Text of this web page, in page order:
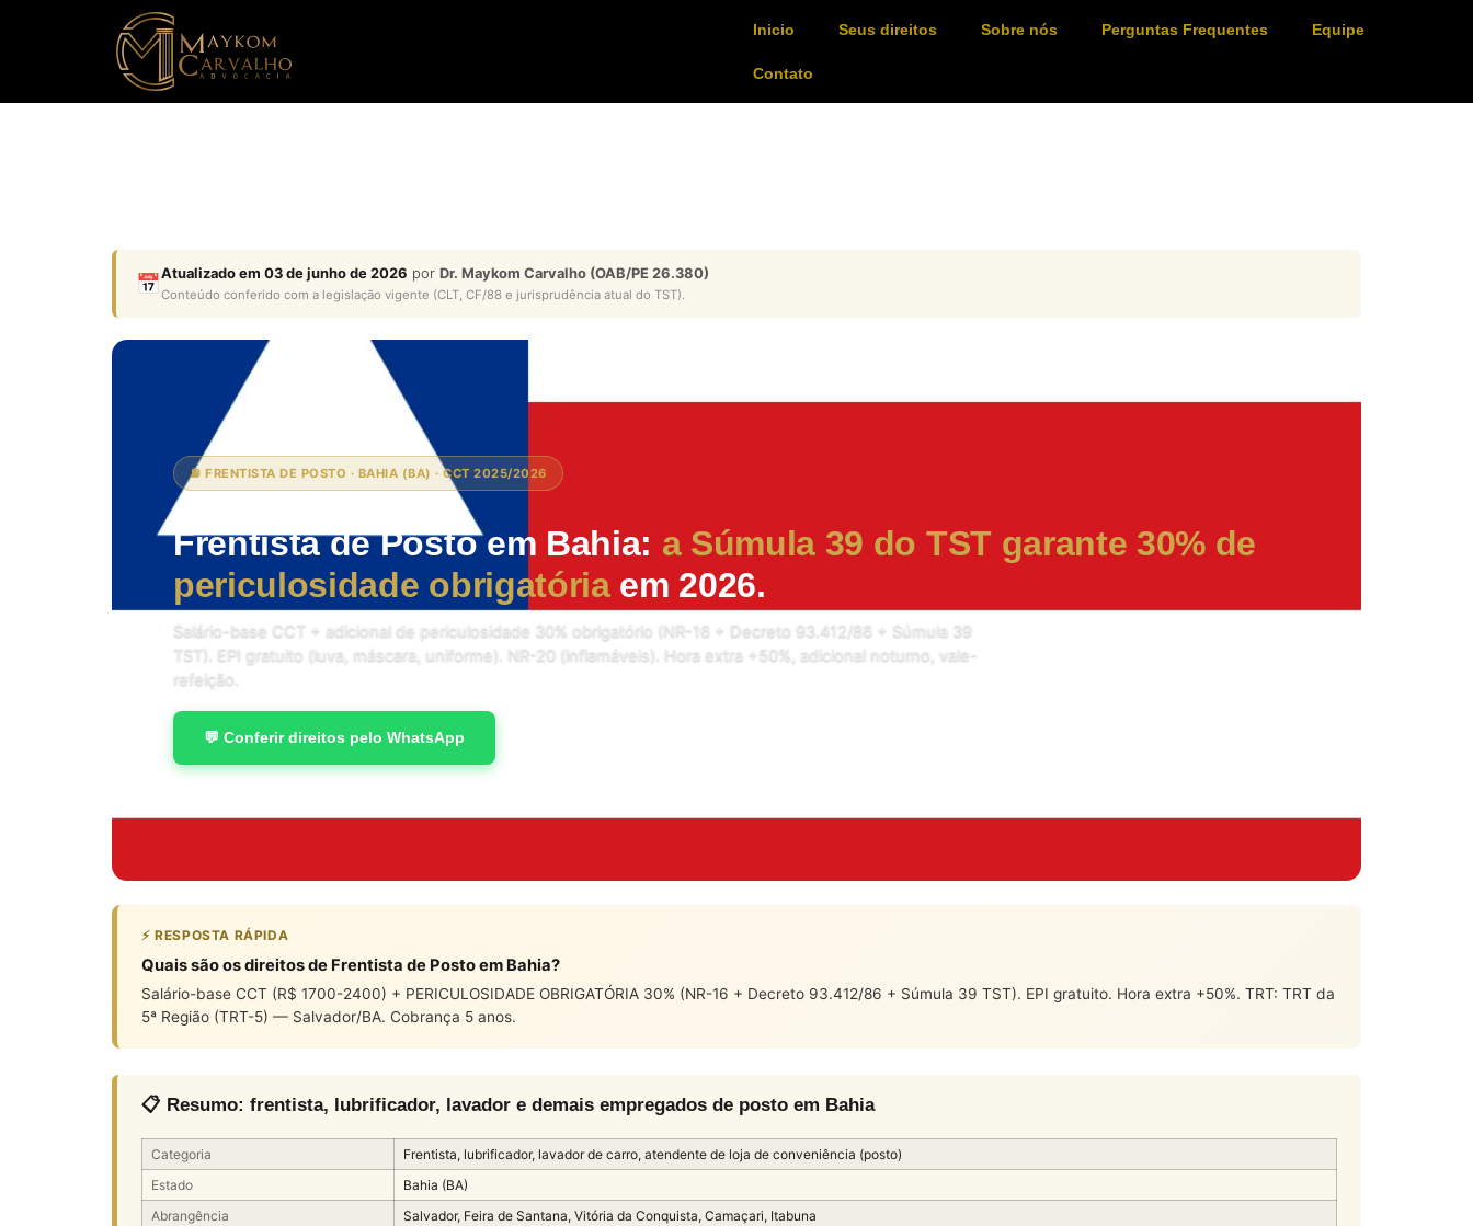
Inicio Seus direitos Sobre nós Perguntas Frequentes Equipe
Contato
📅Atualizado em 03 de junho de 2026 por Dr. Maykom Carvalho (OAB/PE 26.380)
Conteúdo conferido com a legislação vigente (CLT, CF/88 e jurisprudência atual do TST).
⛽ FRENTISTA DE POSTO · BAHIA (BA) · CCT 2025/2026
Frentista de Posto em Bahia: a Súmula 39 do TST garante 30% de
periculosidade obrigatóriaem 2026.
Salário-base CCT + adicional de periculosidade 30% obrigatório (NR-16 + Decreto 93.412/86 + Súmula 39
TST). EPI gratuito (luva, máscara, uniforme). NR-20 (inflamáveis). Hora extra +50%, adicional noturno, vale-
refeição.
💬 Conferir direitos pelo WhatsApp
⚡ RESPOSTA RÁPIDA
Quais são os direitos de Frentista de Posto em Bahia?
Salário-base CCT (R$ 1700-2400) + PERICULOSIDADE OBRIGATÓRIA 30% (NR-16 + Decreto 93.412/86 + Súmula 39 TST). EPI gratuito. Hora extra +50%. TRT: TRT da
5ª Região (TRT-5) — Salvador/BA. Cobrança 5 anos.
📋 Resumo: frentista, lubrificador, lavador e demais empregados de posto em Bahia
Categoria
Frentista, lubrificador, lavador de carro, atendente de loja de conveniência (posto)
Estado
Bahia (BA)
Abrangência
Salvador, Feira de Santana, Vitória da Conquista, Camaçari, Itabuna